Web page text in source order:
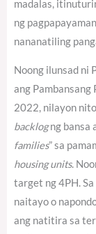
madalas,
ng
nananatiling
Noong ilunsad ni
ang Pambansang
2022, nilayon
backlogng bansa
families” sa
housing units.
target ng 4PH.
naitayo o
ang natitira sa